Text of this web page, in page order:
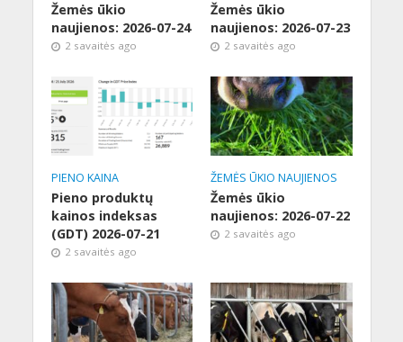
Žemės ūkio
naujienos: 2026-07-24
2 savaitės ago
Žemės ūkio
naujienos: 2026-07-23
2 savaitės ago
PIENO KAINA
Pieno produktų
kainos indeksas
(GDT) 2026-07-21
2 savaitės ago
ŽEMĖS ŪKIO NAUJIENOS
Žemės ūkio
naujienos: 2026-07-22
2 savaitės ago